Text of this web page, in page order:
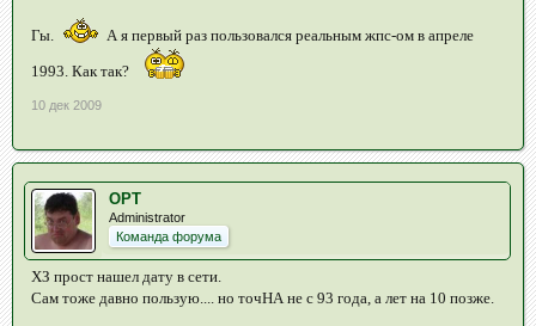
Гы.
А я первый раз пользовался реальным жпс-ом в апреле
1993. Как так?
10 дек 2009
OPT
Administrator
Команда форума
ХЗ прост нашел дату в сети.
Сам тоже давно пользую.... но точНА не с 93 года, а лет на 10 позже.